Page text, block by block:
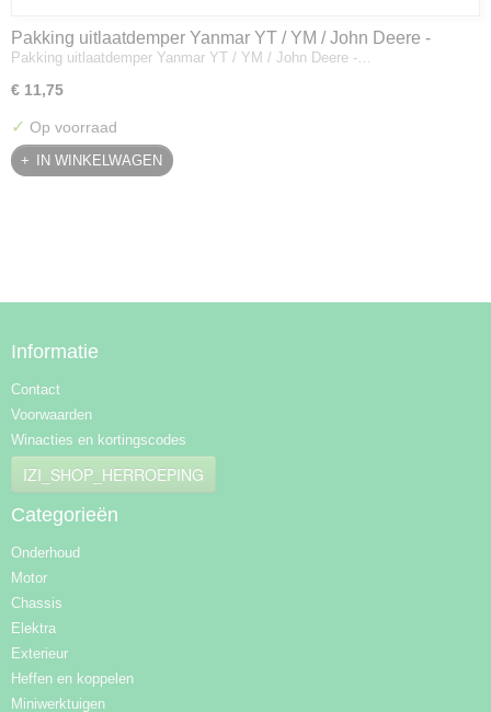
Pakking uitlaatdemper Yanmar YT / YM / John Deere -
128300-13230
Pakking uitlaatdemper Yanmar YT / YM / John Deere -…
€ 11,75
✓ Op voorraad
IN WINKELWAGEN
Informatie
Contact
Voorwaarden
Winacties en kortingscodes
IZI_SHOP_HERROEPING
Categorieën
Onderhoud
Motor
Chassis
Elektra
Exterieur
Heffen en koppelen
Miniwerktuigen